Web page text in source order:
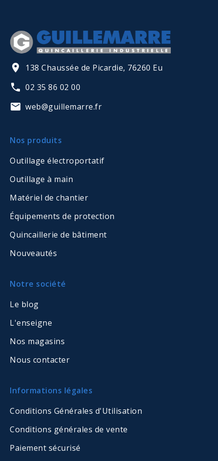
138 Chaussée de Picardie, 76260 Eu
02 35 86 02 00
web@guillemarre.fr
Nos produits
Outillage électroportatif
Outillage à main
Matériel de chantier
Équipements de protection
Quincaillerie de bâtiment
Nouveautés
Notre société
Le blog
L'enseigne
Nos magasins
Nous contacter
Informations légales
Conditions Générales d'Utilisation
Conditions générales de vente
Paiement sécurisé